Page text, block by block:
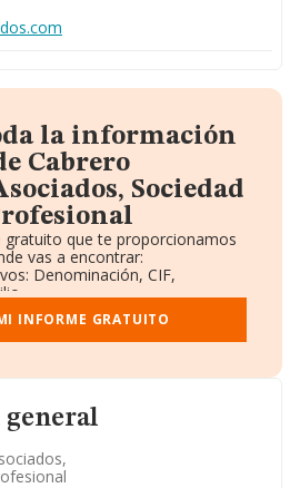
la información
Cabrero
Sociedad
gratuito que te proporcionamos
vas a encontrar:
Denominación, CIF,
Completo (BORME).
Ventas y Empleados.
y Administradores.
publicados sobre la empresa.
y registral complementaria.
INFORME GRATUITO